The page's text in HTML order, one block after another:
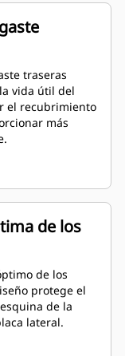
traseras
vida útil del
el recubrimiento
más
de los
de los
protege el
de la
lateral.